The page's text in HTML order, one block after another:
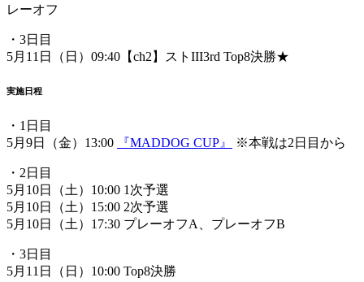
レーオフ
・3日目
5月11日（日）09:40【ch2】ストIII3rd Top8決勝★
実施日程
・1日目
5月9日（金）13:00
『MADDOG CUP』 ※本戦は2日目から
・2日目
5月10日（土）10:00 1次予選
5月10日（土）15:00 2次予選
5月10日（土）17:30 プレーオフA、プレーオフB
・3日目
5月11日（日）10:00 Top8決勝